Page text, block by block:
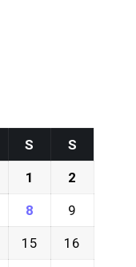
S S
1 2
8 9
15 16